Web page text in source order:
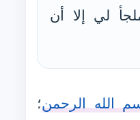
لي إلا أن
الله الرحمن؛